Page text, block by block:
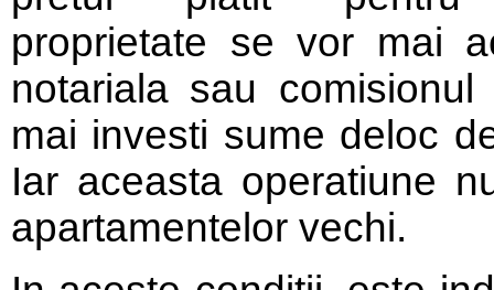
proprietate se vor mai
notariala sau
mai investi sume deloc
Iar aceasta operatiune
apartamentelor vechi.